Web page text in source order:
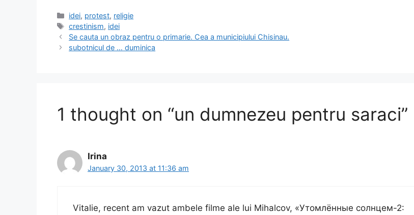
c
e
b
st
o
d
ai
l
e
Categories
idei, protest, religie
Tags
crestinism, idei
Se cauta un obraz pentru o primarie. Cea a municipiului Chisinau.
subotnicul de … duminica
1 thought on “un dumnezeu pentru saraci”
Irina
January 30, 2013 at 11:36 am
Vitalie, recent am vazut ambele filme ale lui Mihalcov, «Утомлённые солнцем-2: